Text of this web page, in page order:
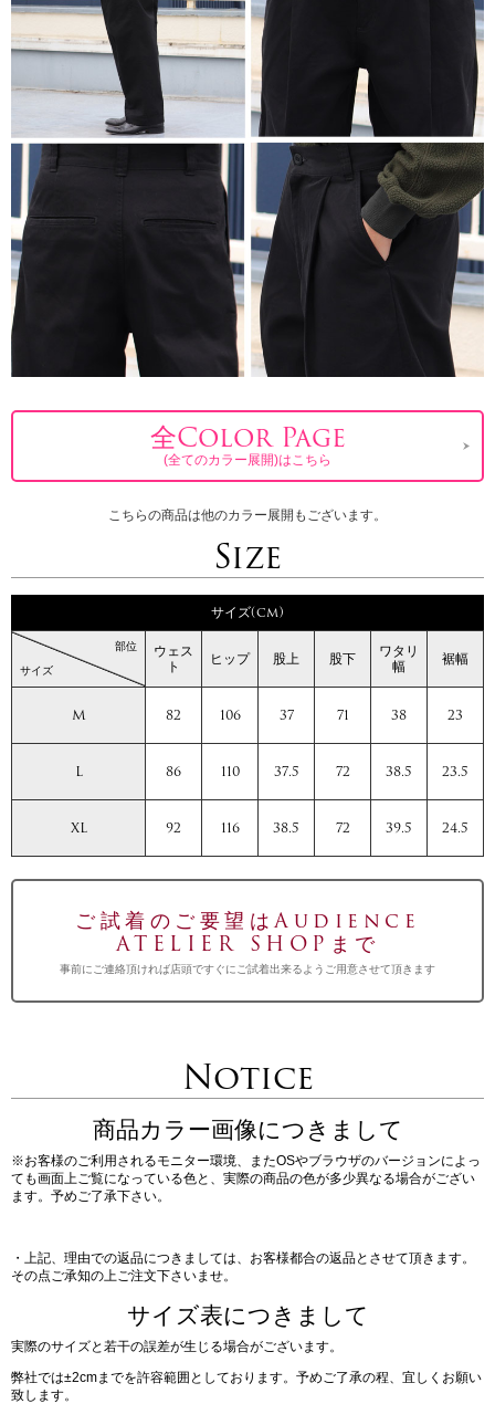
全Color Page
(全てのカラー展開)はこちら
こちらの商品は他のカラー展開もございます。
Size
サイズ(cm)
サイズ
部位 ウェス
ト ヒップ 股上 股下 ワタリ
幅 裾幅
M 82 106 37 71 38 23
L 86 110 37.5 72 38.5 23.5
XL 92 116 38.5 72 39.5 24.5
ご試着のご要望はAudience
ATELIER SHOPまで
事前にご連絡頂ければ店頭ですぐにご試着出来るようご用意させて頂きます
Notice
商品カラー画像につきまして
※お客様のご利用されるモニター環境、またOSやブラウザのバージョンによっ
ても画面上ご覧になっている色と、実際の商品の色が多少異なる場合がござい
ます。予めご了承下さい。
・上記、理由での返品につきましては、お客様都合の返品とさせて頂きます。
その点ご承知の上ご注文下さいませ。
サイズ表につきまして
実際のサイズと若干の誤差が生じる場合がございます。
弊社では±2cmまでを許容範囲としております。予めご了承の程、宜しくお願い
致します。